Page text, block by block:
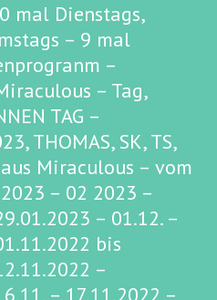
mal Dienstags,
– 9 mal
–
– Tag,
TAG –
THOMAS, SK, TS,
aus Miraculous – vom
– 02 2023 –
– 01.12. –
bis
–
– 17.11.2022 –